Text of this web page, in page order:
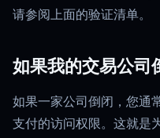
请参阅上面的验证清单。
如果我的交易公司
如果一家公司倒闭，您通
支付的访问权限。这就是